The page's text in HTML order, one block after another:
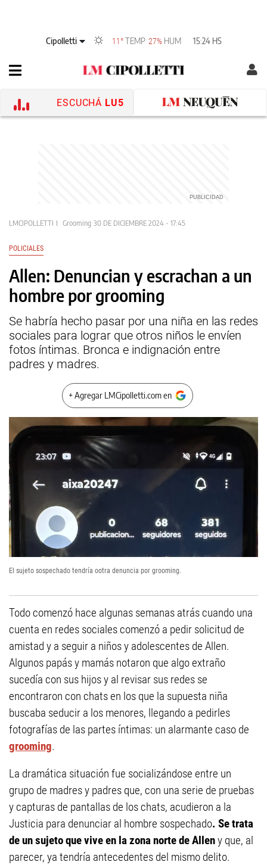
Cipolletti 11° TEMP 27% HUM 15:24 HS
ESCUCHÁ LU5
LMCIPOLLETTI Grooming 30 DE DICIEMBRE 2024 - 17:45
POLICIALES
Allen: Denuncian y escrachan a un
hombre por grooming
Se habría hecho pasar por una niña en las redes
sociales para lograr que otros niños le envíen
fotos íntimas. Bronca e indignación entre
padres y madres.
+ Agregar LMCipolletti.com en
El sujeto sospechado tendría ootra denuncia por grooming.
Todo comenzó hace algunas semanas atrás cuando una
cuenta en redes sociales comenzó a pedir solicitud de
amistad y a seguir a niños y adolescentes de Allen.
Algunos papás y mamás notaron que algo extraño
sucedía con sus hijos y al revisar sus redes se
encontraron con chats en los que la supuesta niña
buscaba seducir a los menores, llegando a pedirles
fotografías de las partes íntimas: un alarmante caso de
grooming.
La dramática situación fue socializándose entre un
grupo de madres y padres que, con una serie de pruebas
y capturas de pantallas de los chats, acudieron a la
Justicia para denunciar al hombre sospechado. Se trata
de un sujeto que vive en la zona norte de Alleny que, al
parecer, ya tendría antecedentes del mismo delito.